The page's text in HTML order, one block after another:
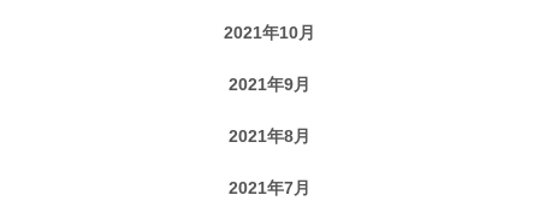
2021年10月
2021年9月
2021年8月
2021年7月